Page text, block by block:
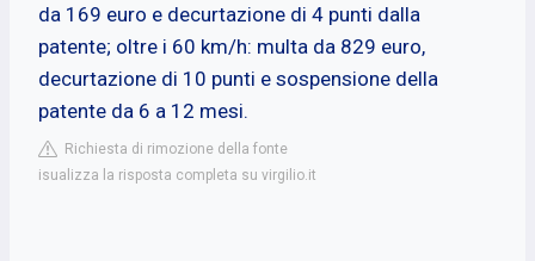
da 169 euro e decurtazione di 4 punti dalla
patente; oltre i 60 km/h: multa da 829 euro,
decurtazione di 10 punti e sospensione della
patente da 6 a 12 mesi.
Richiesta di rimozione della fonte
isualizza la risposta completa su virgilio.it